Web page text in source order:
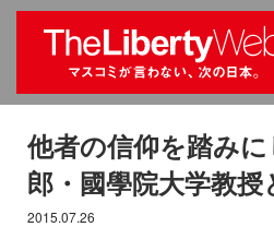
他者の信仰を踏み
郎・國學院大学教
2015.07.26